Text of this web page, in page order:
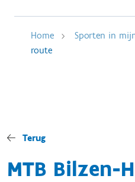
Home Sporten in
route
Terug
MTB Bilzen-